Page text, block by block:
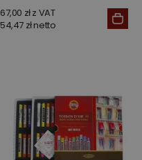
67,00 zł z VAT
54,47 zł netto